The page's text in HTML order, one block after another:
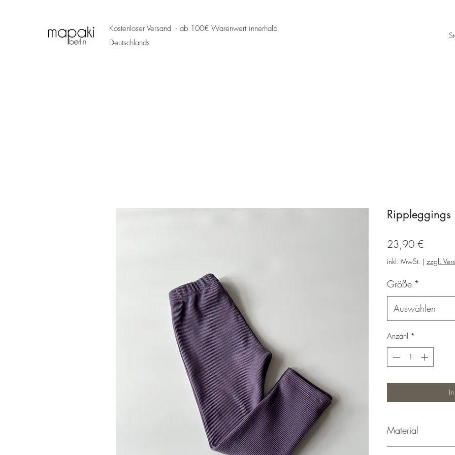
Kostenloser Versand - ab 100€ Warenwert innerhalb
Deutschlands
Rippleggings
23,90 €Preis
inkl. MwSt. | zzgl.
Größe *
Auswählen
Anzahl *
Material